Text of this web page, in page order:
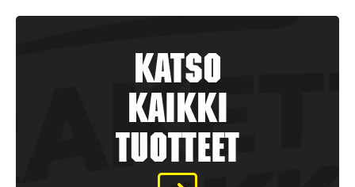
Katso
kaikki
tuotteet